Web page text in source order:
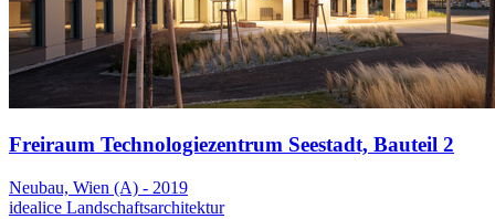
Freiraum Technologiezentrum Seestadt, Bauteil 2
Neubau, Wien (A) - 2019
idealice Landschaftsarchitektur